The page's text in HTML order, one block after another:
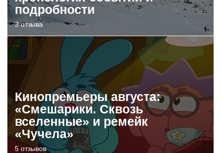
подробности
3 отзыва
Кинопремьеры августа:
«Смешарики. Сквозь
вселенные» и ремейк
«Чучела»
5 отзывов